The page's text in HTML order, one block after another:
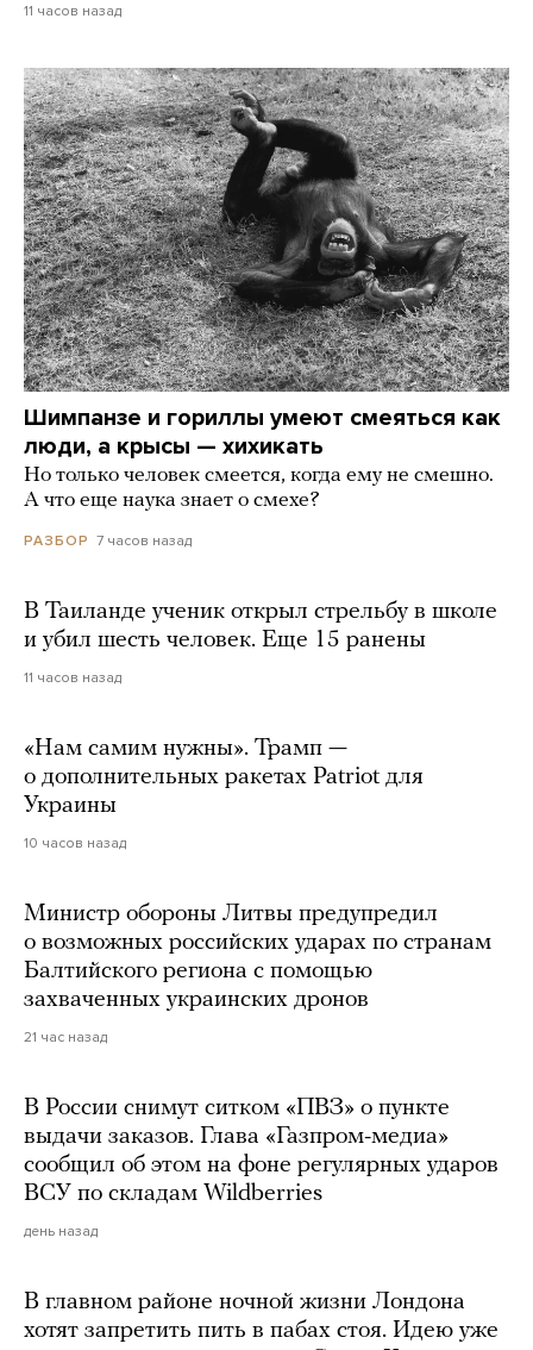
11 часов назад
Шимпанзе и гориллы умеют смеяться как
люди, а крысы — хихикать
Но только человек смеется, когда ему не смешно.
А что еще наука знает о смехе?
РАЗБОР 7 часов назад
В Таиланде ученик открыл стрельбу в школе
и убил шесть человек. Еще 15 ранены
11 часов назад
«Нам самим нужны». Трамп —
о дополнительных ракетах Patriot для
Украины
10 часов назад
Министр обороны Литвы предупредил
о возможных российских ударах по странам
Балтийского региона с помощью
захваченных украинских дронов
21 час назад
В России снимут ситком «ПВЗ» о пункте
выдачи заказов. Глава «Газпром-медиа»
сообщил об этом на фоне регулярных ударов
ВСУ по складам Wildberries
день назад
В главном районе ночной жизни Лондона
хотят запретить пить в пабах стоя. Идею уже